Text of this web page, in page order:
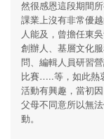
然很感恩這段期間
課業上沒有非常優
人能及，曾擔任東
創辦人、基層文化
問、編輯人員研習
比賽…..等，如此熱
活動有興趣，當初
父母不同意所以無
動。